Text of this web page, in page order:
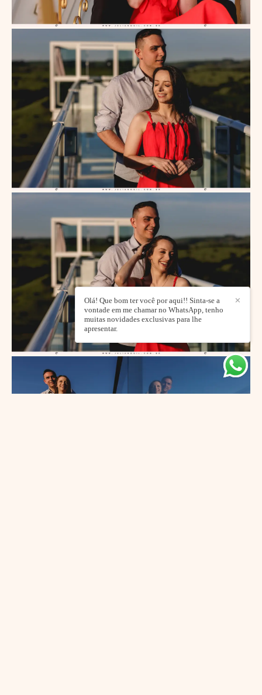
✕
Olá! Que bom ter você por aqui!! Sinta-se a
vontade em me chamar no WhatsApp, tenho
muitas novidades exclusivas para lhe
apresentar.